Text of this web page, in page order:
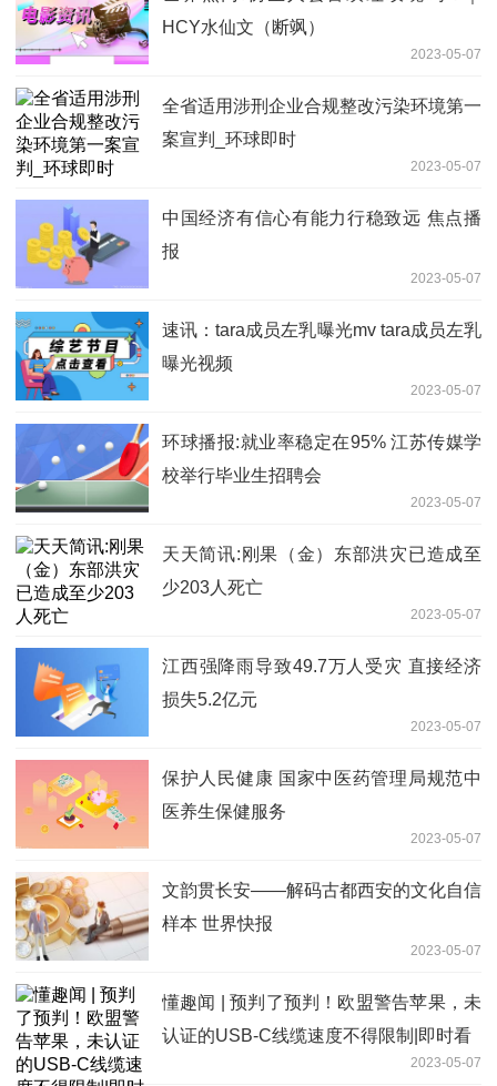
HCY水仙文（断飒）
2023-05-07
全省适用涉刑企业合规整改污染环境第一
案宣判_环球即时
2023-05-07
中国经济有信心有能力行稳致远 焦点播
报
2023-05-07
速讯：tara成员左乳曝光mv tara成员左乳
曝光视频
2023-05-07
环球播报:就业率稳定在95% 江苏传媒学
校举行毕业生招聘会
2023-05-07
天天简讯:刚果（金）东部洪灾已造成至
少203人死亡
2023-05-07
江西强降雨导致49.7万人受灾 直接经济
损失5.2亿元
2023-05-07
保护人民健康 国家中医药管理局规范中
医养生保健服务
2023-05-07
文韵贯长安——解码古都西安的文化自信
样本 世界快报
2023-05-07
懂趣闻 | 预判了预判！欧盟警告苹果，未
认证的USB-C线缆速度不得限制|即时看
2023-05-07